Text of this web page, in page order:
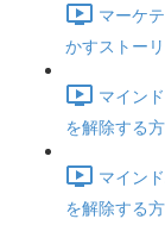
マーケ
かすストー
マイン
を解除する
マイン
を解除する